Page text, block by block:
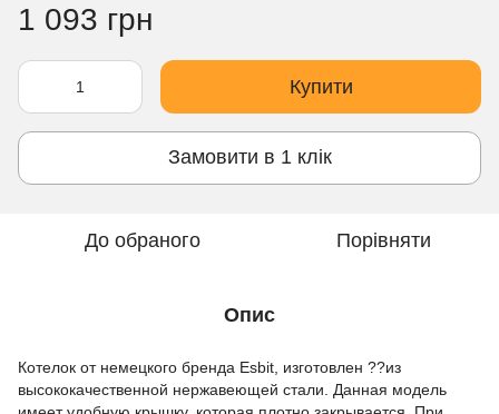
1 093 грн
Купити
Замовити в 1 клік
До обраного Порівняти
Опис
Котелок от немецкого бренда Esbit, изготовлен ??из
высококачественной нержавеющей стали. Данная модель